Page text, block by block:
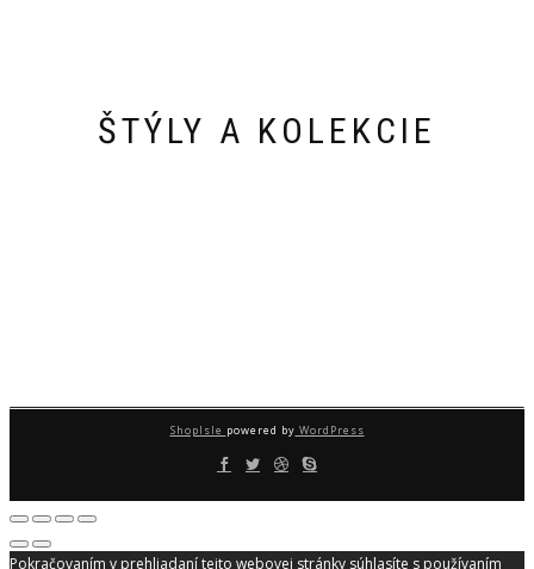
ŠTÝLY A KOLEKCIE
ShopIsle powered by WordPress
Pokračovaním v prehliadaní tejto webovej stránky súhlasíte s používaním